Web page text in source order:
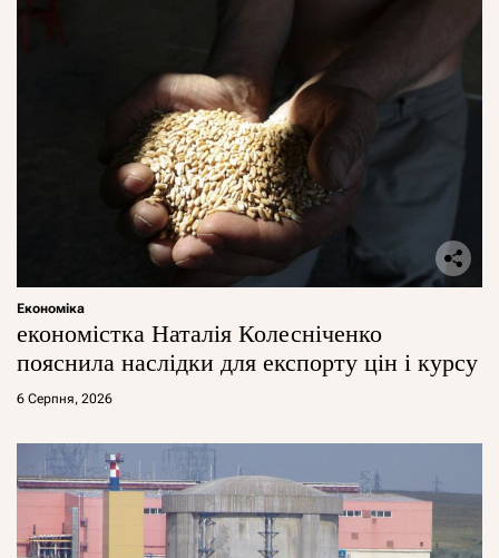
Економіка
економістка Наталія Колесніченко
пояснила наслідки для експорту цін і курсу
6 Серпня, 2026